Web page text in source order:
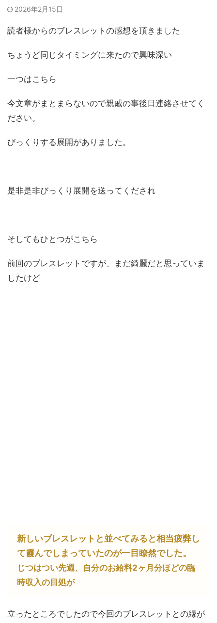
2026年2月15日
読者様からのブレスレットの感想を頂きました
ちょうど同じタイミングに来たので興味深い
一つはこちら
今文章がまとまらないので親戚の事後日連絡させてく
ださい。
びっくりする展開がありました。
是非是非びっくり展開を送ってくだされ
そしてもひとつがこちら
前回のブレスレットですが、まだ綺麗だと思っていま
したけど
新しいブレスレットと並べてみると相当疲弊し
て霞んでしまっていたのが一目瞭然でした。
じつはつい先週、自分のお給料2ヶ月分ほどの臨
時収入の目処が
立ったところでしたので今回のブレスレットとの縁が